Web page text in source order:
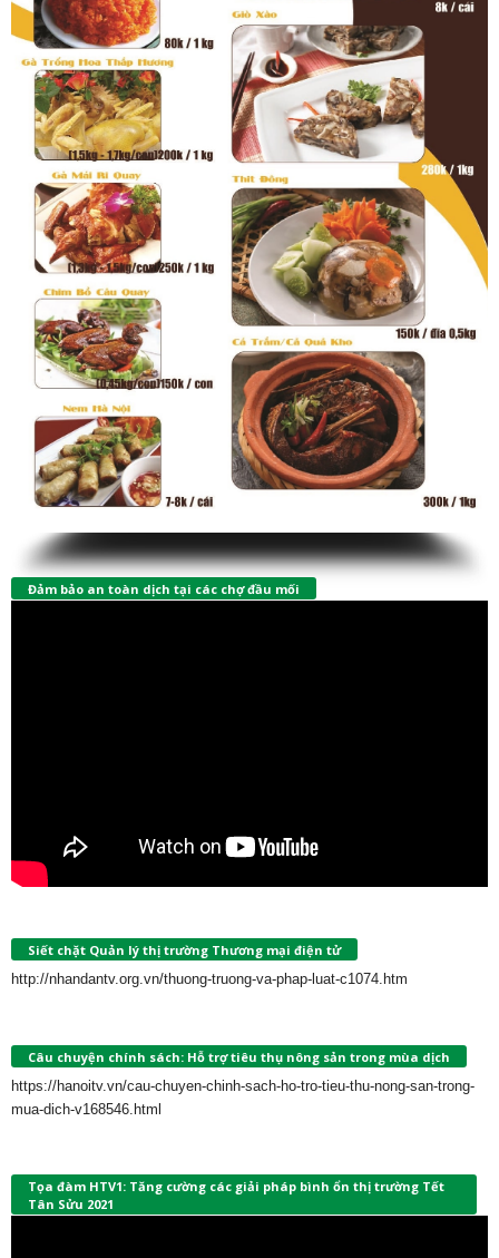
Đảm bảo an toàn dịch tại các chợ đầu mối
Siết chặt Quản lý thị trường Thương mại điện tử
http://nhandantv.org.vn/thuong-truong-va-phap-luat-c1074.htm
Câu chuyện chính sách: Hỗ trợ tiêu thụ nông sản trong mùa dịch
https://hanoitv.vn/cau-chuyen-chinh-sach-ho-tro-tieu-thu-nong-san-trong-
mua-dich-v168546.html
Tọa đàm HTV1: Tăng cường các giải pháp bình ổn thị trường Tết
Tân Sửu 2021